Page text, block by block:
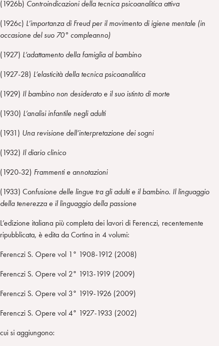
(1926b) Controindicazioni della tecnica psicoanalitica attiva
(1926c) L’importanza di Freud per il movimento di igiene mentale (in
occasione del suo 70° compleanno)
(1927) L’adattamento della famiglia al bambino
(1927-28) L’elasticità della tecnica psicoanalitica
(1929) Il bambino non desiderato e il suo istinto di morte
(1930) L’analisi infantile negli adulti
(1931) Una revisione dell’interpretazione dei sogni
(1932) Il diario clinico
(1920-32) Frammenti e annotazioni
(1933) Confusione delle lingue tra gli adulti e il bambino. Il linguaggio
della tenerezza e il linguaggio della passione
L’edizione italiana più completa dei lavori di Ferenczi, recentemente
ripubblicata, è edita da Cortina in 4 volumi:
Ferenczi S. Opere vol 1° 1908-1912 (2008)
Ferenczi S. Opere vol 2° 1913-1919 (2009)
Ferenczi S. Opere vol 3° 1919-1926 (2009)
Ferenczi S. Opere vol 4° 1927-1933 (2002)
cui si aggiungono: